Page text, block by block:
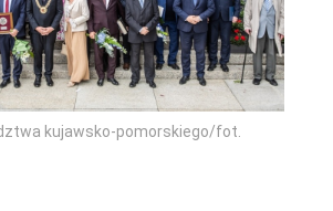
kujawsko-pomorskiego/fot.